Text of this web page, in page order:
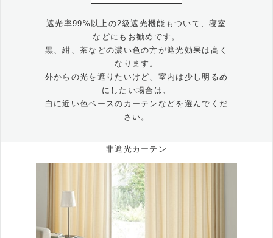
遮光率99%以上の2級遮光機能もついて、寝室
などにもお勧めです。
黒、紺、茶などの濃い色の方が遮光効果は高く
なります。
外からの光を遮りたいけど、室内は少し明るめ
にしたい場合は、
白に近い色ベースのカーテンなどを選んでくだ
さい。
非遮光カーテン